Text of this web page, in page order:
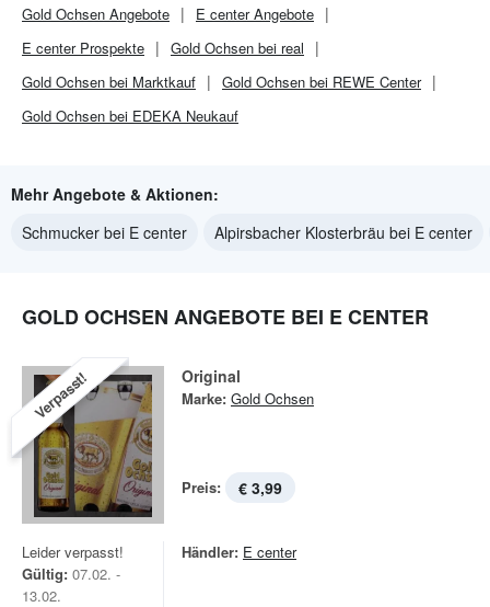
Gold Ochsen Angebote E centerAngebote
E centerProspekte
Gold Ochsen bei real
Gold Ochsen bei Marktkauf
Gold Ochsen bei REWE Center
Gold Ochsen bei EDEKA Neukauf
Mehr Angebote & Aktionen:
Schmucker bei E center
Alpirsbacher Klosterbräu bei E center
GOLD OCHSEN ANGEBOTE BEI E CENTER
Verpasst! Original
Marke: Gold Ochsen
Preis: € 3,99
Leider verpasst!
Gültig: 07.02. -
13.02.
Händler: E center